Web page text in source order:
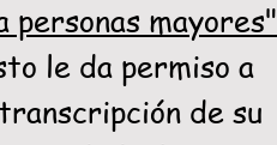
mayores"
le da permiso a
de su